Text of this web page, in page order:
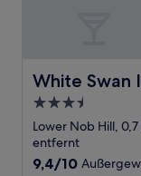
White Swan
White Swan Inn
3.5-
Sterne-
Unterkunft
Lower Nob Hill,
entfernt
9.4
9,4/10